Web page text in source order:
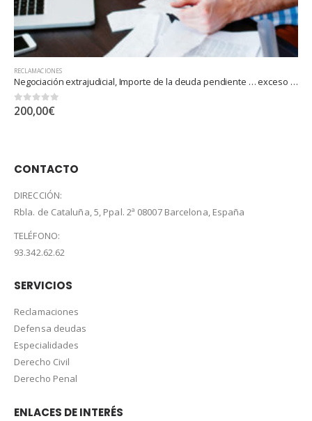
RECLAMACIONES
Demanda judicial, Importe de la deuda pendiente … exceso hasta 3.000.000 euros
0out of 5
350,00€
CONTACTO
DIRECCIÓN:
Rbla. de Cataluña, 5, Ppal. 2ª 08007 Barcelona, España
TELÉFONO:
93.342.62.62
SERVICIOS
Reclamaciones
Defensa deudas
Especialidades
Derecho Civil
Derecho Penal
ENLACES DE INTERÉS